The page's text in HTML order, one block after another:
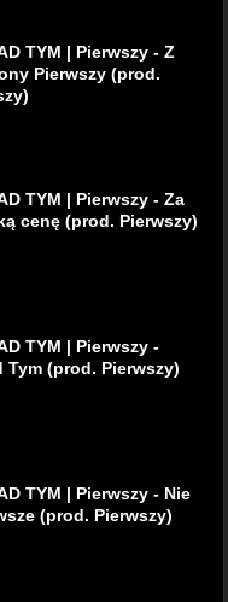
TYM | Pierwszy - Z
Pierwszy (prod.
TYM | Pierwszy - Za
cenę (prod. Pierwszy)
TYM | Pierwszy -
Tym (prod. Pierwszy)
TYM | Pierwszy - Nie
(prod. Pierwszy)